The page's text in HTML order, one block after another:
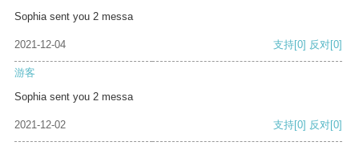
Sophia sent you 2 messa
2021-12-04 支持[0] 反对[0]
游客
Sophia sent you 2 messa
2021-12-02 支持[0] 反对[0]